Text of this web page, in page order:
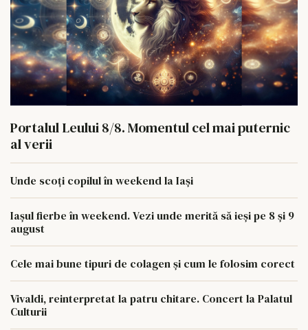
Portalul Leului 8/8. Momentul cel mai puternic
al verii
Unde scoți copilul în weekend la Iași
Iașul fierbe în weekend. Vezi unde merită să ieși pe 8 și 9
august
Cele mai bune tipuri de colagen și cum le folosim corect
Vivaldi, reinterpretat la patru chitare. Concert la Palatul
Culturii